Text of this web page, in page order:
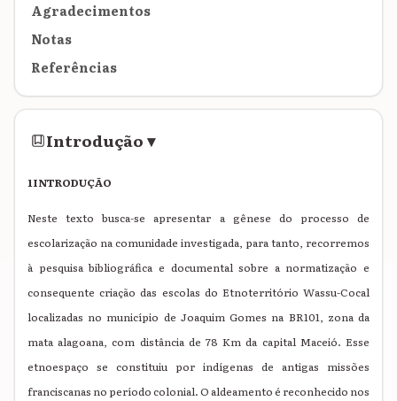
Agradecimentos
Notas
Referências
Introdução▾
1 INTRODUÇÃO
Neste texto busca-se apresentar a gênese do processo de
escolarização na comunidade investigada, para tanto, recorremos
à pesquisa bibliográfica e documental sobre a normatização e
consequente criação das escolas do Etnoterritório Wassu-Cocal
localizadas no município de Joaquim Gomes na BR101, zona da
mata alagoana, com distância de 78 Km da capital Maceió. Esse
etnoespaço se constituiu por indígenas de antigas missões
franciscanas no período colonial. O aldeamento é reconhecido nos